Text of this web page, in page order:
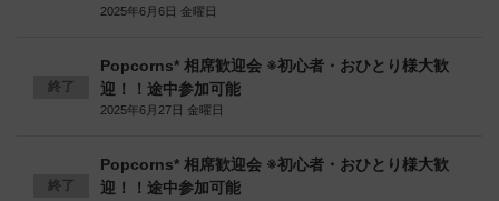
2025年6月6日 金曜日
終了
Popcorns* 相席歓迎会 ※初心者・おひとり様大歓
迎！！途中参加可能
2025年6月27日 金曜日
終了
Popcorns* 相席歓迎会 ※初心者・おひとり様大歓
迎！！途中参加可能